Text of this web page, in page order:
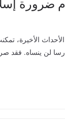
الأخيرة،
لن ينساه. فقد